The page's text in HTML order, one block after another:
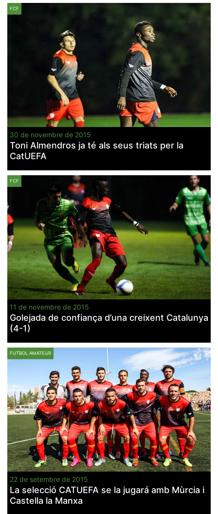
FCF
30 de novembre de 2015
Toni Almendros ja té als seus triats per la
CatUEFA
FCF
11 de novembre de 2015
Golejada de confiança d’una creixent Catalunya
(4-1)
FUTBOL AMATEUR
22 de setembre de 2015
La selecció CATUEFA se la jugará amb Mùrcia i
Castella la Manxa